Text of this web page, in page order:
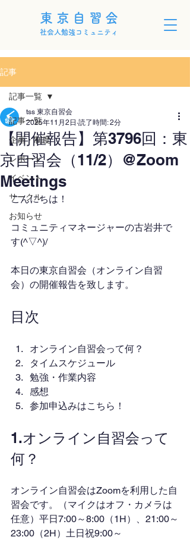
東京自習会
社会人勉強コミュニティ
記事
記事一覧
企画・制度
レポート
イベント
サークル
お知らせ
記事一覧
【開催報告】第3796回：東
京自習会（11/2）@Zoom
Meetings
tss 東京自習会
2025年11月2日 読了時間: 2分
こんにちは！
コミュニティマネージャーの古岩井で
す(^▽^)/
本日の東京自習会（オンライン自習
会）の開催報告を致します。
目次
オンライン自習会って何？
タイムスケジュール
勉強・作業内容
感想
参加申込みはこちら！
1.オンライン自習会って
何？
オンライン自習会はZoomを利用した自
習会です。（マイクはオフ・カメラは
任意）平日7:00～8:00（1H）、21:00～
23:00（2H）土日祝9:00～